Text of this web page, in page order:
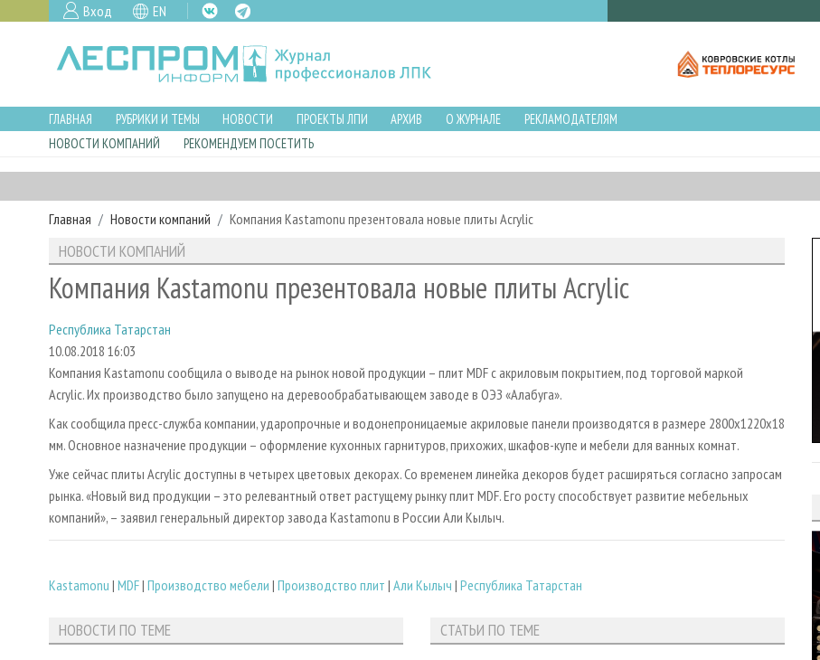
Вход EN
ГЛАВНАЯ РУБРИКИ И ТЕМЫ НОВОСТИ ПРОЕКТЫ ЛПИ АРХИВ О ЖУРНАЛЕ
РЕКЛАМОДАТЕЛЯМ
НОВОСТИ КОМПАНИЙ
РЕКОМЕНДУЕМ ПОСЕТИТЬ
Главная Новости компаний Компания Kastamonu презентовала новые плиты Acrylic
НОВОСТИ КОМПАНИЙ
Компания Kastamonu презентовала новые плиты Acrylic
Республика Татарстан
10.08.2018 16:03
Компания Kastamonu сообщила о выводе на рынок новой продукции – плит MDF с акриловым покрытием, под торговой маркой
Acrylic. Их производство было запущено на деревообрабатывающем заводе в ОЭЗ «Алабуга».
Как сообщила пресс-служба компании, ударопрочные и водонепроницаемые акриловые панели производятся в размере 2800х1220х18
мм. Основное назначение продукции – оформление кухонных гарнитуров, прихожих, шкафов-купе и мебели для ванных комнат.
Уже сейчас плиты Acrylic доступны в четырех цветовых декорах. Со временем линейка декоров будет расширяться согласно запросам
рынка. «Новый вид продукции – это релевантный ответ растущему рынку плит MDF. Его росту способствует развитие мебельных
компаний», – заявил генеральный директор завода Kastamonu в России Али Кылыч.
Kastamonu | MDF| Производство мебели | Производство плит | Али Кылыч | Республика Татарстан
НОВОСТИ ПО ТЕМЕ СТАТЬИ ПО ТЕМЕ